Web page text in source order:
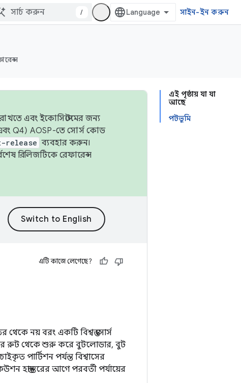
/ সাইন-ইন করুন
এই পৃষ্ঠায় যা যা
আছে
পটভূমি
এবং ইকোসিস্টেমের জন্য
এবং Q4) AOSP-তে সোর্স কোড
release ব্যবহার করুন।
রিলিজটিকে রেফারেন্স
এটি কাজে লেগেছে?
নয় বরং একটি বিশ্বস্ত সোর্স
রুট থেকে শুরু করে বুটলোডার, বুট
পার্টিশন পর্যন্ত বিশ্বাসের
হস্তান্তরের আগে পরবর্তী পর্যায়ের